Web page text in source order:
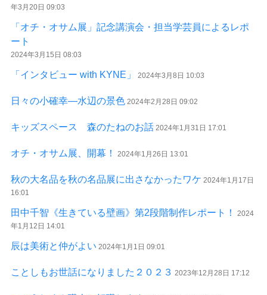
年3月20日 09:03
「オチ・オサム展」記念講演会・担当学芸員によるレポ
ート
2024年3月15日 08:03
「インタビュー with KYNE」 2024年3月8日 10:03
日々の小確幸―水辺の景色 2024年2月28日 09:02
キッズスペース 森のたねのお話 2024年1月31日 17:01
オチ・オサム展、開幕！ 2024年1月26日 13:01
秋の大名品を秋の名品展に出さなかったワケ 2024年1月17日
16:01
田中千智《生きている壁画》第2段階制作レポート！
2024
年1月12日 14:01
辰は美術と仲がよい 2024年1月1日 09:01
ことしもお世話になりました２０２３ 2023年12月28日 17:12